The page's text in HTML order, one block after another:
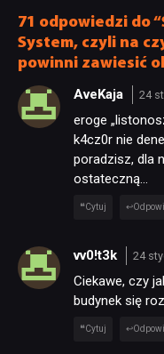
71 odpowiedzi do
System, czyli na
powinni zawiesić
AveKaja 24
eroge
k4cz0r nie
poradzisz, dla
ostateczną…
Cytuj
vv0!t3k 24
Ciekawe, czy
budynek się
Cytuj